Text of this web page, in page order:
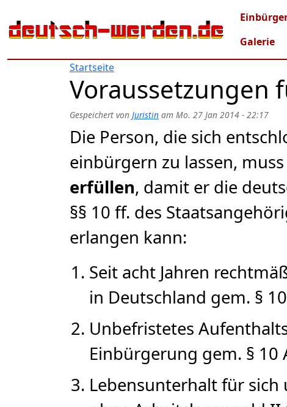
Galerie
Startseite
Voraussetzungen
Gespeichert von Juristin am Mo. 27 Jan 2014 - 22:17
Die Person, die sich
einbürgern zu lassen, muss
erfüllen, damit er die
§§ 10 ff. des
erlangen kann:
Seit acht Jahren
in Deutschland gem. §
Unbefristetes
Einbürgerung gem. § 10
Lebensunterhalt für